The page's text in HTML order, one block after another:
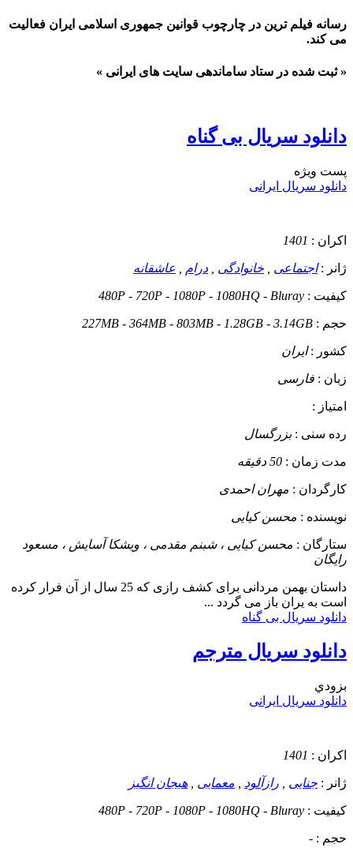
رسانه فیلم ترین در چارچوب قوانین جمهوری اسلامی ایران فعالیت
می کند.
« ثبت شده در ستاد ساماندهی سایت های ایرانی »
دانلود سریال بی گناه
پست ويژه
دانلود سریال ایرانی
اکران : 1401
ژانر :اجتماعی خانوادگی درام عاشقانه
کیفیت : 480P - 720P - 1080P - 1080HQ - Bluray
حجم : 227MB - 364MB - 803MB - 1.28GB - 3.14GB
کشور :ایران
زبان : فارسی
امتیاز :
رده سنی :بزرگسال
مدت زمان : 50 دقیقه
کارگردان : مهران احمدی
نویسنده : محسن کیایی
ستارگان : محسن کیایی ، شبنم مقدمی ، ویشکا آسایش ، مسعود
رایگان
داستان
بهمن مردانی برای کشف رازی که 25 سال از آن فرار کرده
است به یران باز می گردد ...
دانلود سریال بی گناه
دانلود سریال مترجم
بزودي
دانلود سریال ایرانی
اکران : 1401
ژانر : جنایی رازآلود معمایی هیجان انگیز
کیفیت : 480P - 720P - 1080P - 1080HQ - Bluray
حجم : -